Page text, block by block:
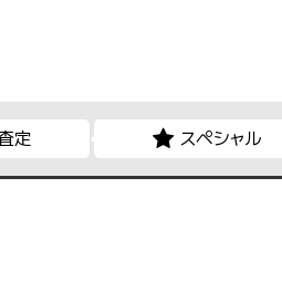
定 スペシャル